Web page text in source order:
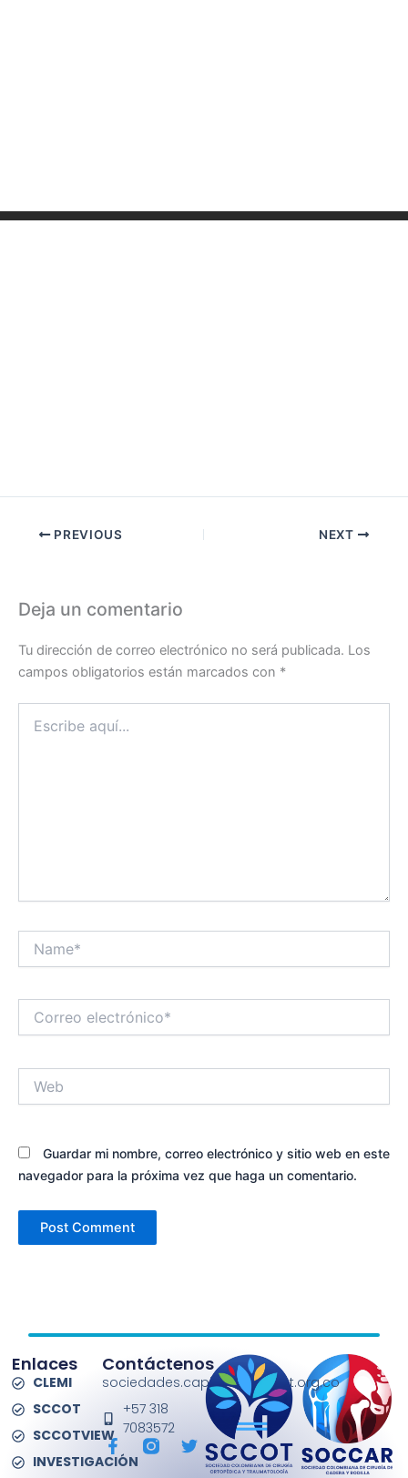
PREVIOUS NEXT
Deja un comentario
Tu dirección de correo electrónico no será publicada. Los
campos obligatorios están marcados con *
aquí...
electrónico*
Guardar mi nombre, correo electrónico y sitio web en este
navegador para la próxima vez que haga un comentario.
Enlaces
CLEMI
SCCOT
SCCOTVIEW
INVESTIGACIÓN
Contáctenos
sociedades.capitulos@sccot.org.co
+57 318
7083572
F
a
T